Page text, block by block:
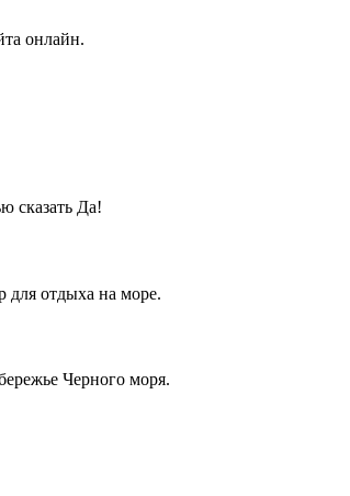
онлайн.
сказать Да!
отдыха на море.
Черного моря.